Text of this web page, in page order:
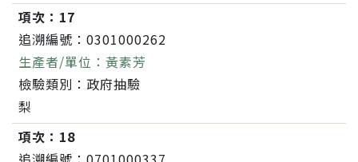
項次： 17
追溯編號： 0301000262
生產者/單位： 黃素芳
檢驗類別： 政府抽驗
梨
項次： 18